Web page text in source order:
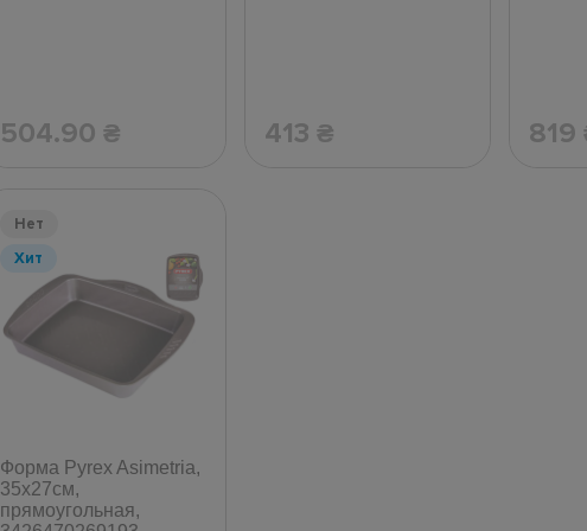
504.90 ₴ 413 ₴ 819
Нет
Хит
Форма Pyrex Asimetria,
35x27см,
прямоугольная,